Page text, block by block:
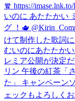
🧣 https://
いのに あたたかい
グ ！🫖
けて制作した歌詞
むいのにあたたかい
レミア公開が決定だ
リン 午後の紅茶「
た」 キャンペーン
ェックもよろしく